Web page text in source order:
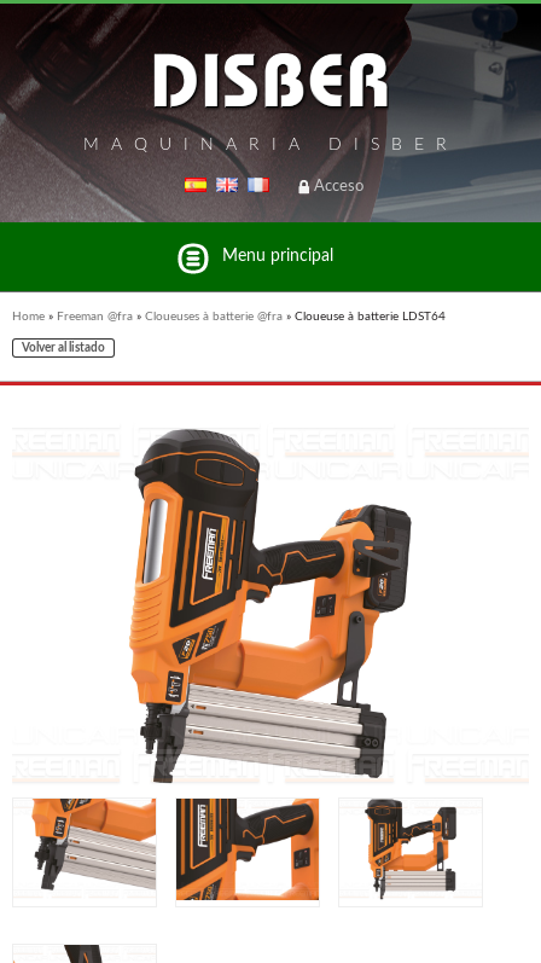
MAQUINARIA DISBER
Acceso
Menu principal
Liste des marques et produits du groupe Disber
WOODMAN @FRA
WOODMAN PROFESIONAL @FRA
BRICO OK @FRA
Offres et Opportunités
Home » Freeman @fra » Cloueuses à batterie @fra » Cloueuse à batterie LDST64
Volver al listado